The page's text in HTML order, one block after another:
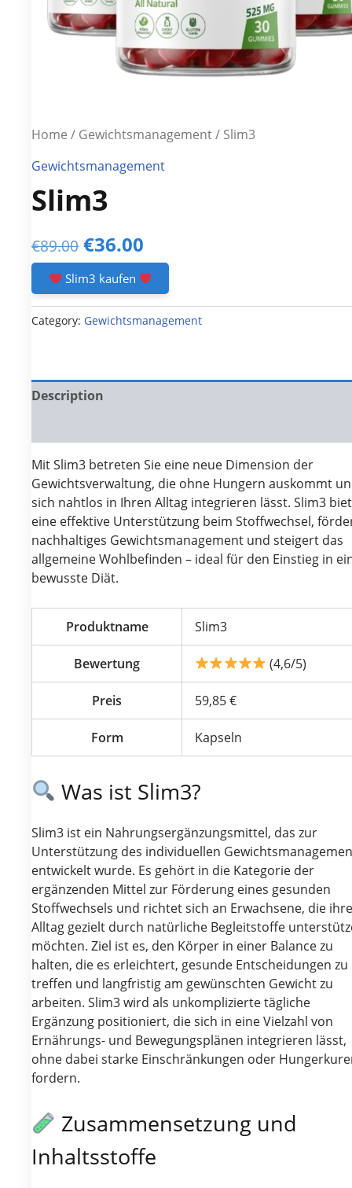
Home / Gewichtsmanagement/ Slim3
Gewichtsmanagement
Slim3
€89.00 Original
price
was:
€89.00.
€36.00
price
is:
€36.00.
Slim3 kaufen
Category: Gewichtsmanagement
Description
Mit Slim3 betreten Sie eine neue Dimension der
Gewichtsverwaltung, die ohne Hungern auskommt
sich nahtlos in Ihren Alltag integrieren lässt. Slim3
eine effektive Unterstützung beim Stoffwechsel,
nachhaltiges Gewichtsmanagement und steigert das
allgemeine Wohlbefinden – ideal für den Einstieg in
bewusste Diät.
Produktname Slim3
Bewertung (4,6/5)
Preis 59,85 €
Form Kapseln
Was ist Slim3?
Slim3 ist ein Nahrungsergänzungsmittel, das zur
Unterstützung des individuellen
entwickelt wurde. Es gehört in die Kategorie der
ergänzenden Mittel zur Förderung eines gesunden
Stoffwechsels und richtet sich an Erwachsene, die
Alltag gezielt durch natürliche Begleitstoffe
möchten. Ziel ist es, den Körper in einer Balance zu
halten, die es erleichtert, gesunde Entscheidungen zu
treffen und langfristig am gewünschten Gewicht zu
arbeiten. Slim3 wird als unkomplizierte tägliche
Ergänzung positioniert, die sich in eine Vielzahl von
Ernährungs- und Bewegungsplänen integrieren lässt,
ohne dabei starke Einschränkungen oder
fordern.
Zusammensetzung und
Inhaltsstoffe